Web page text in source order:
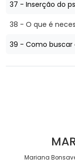
37 - Inserção do
38 - O que é
39 - Como
Mariana